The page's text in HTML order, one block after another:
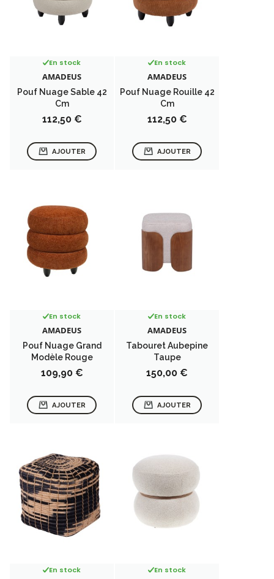
En stock
AMADEUS
Pouf Nuage Sable 42
Cm
Prix
112,50 €
AJOUTER
En stock
AMADEUS
Pouf Nuage Rouille 42
Cm
Prix
112,50 €
AJOUTER
En stock
AMADEUS
Pouf Nuage Grand
Modèle Rouge
Prix
109,90 €
AJOUTER
En stock
AMADEUS
Tabouret Aubepine
Taupe
Prix
150,00 €
AJOUTER
En stock En stock